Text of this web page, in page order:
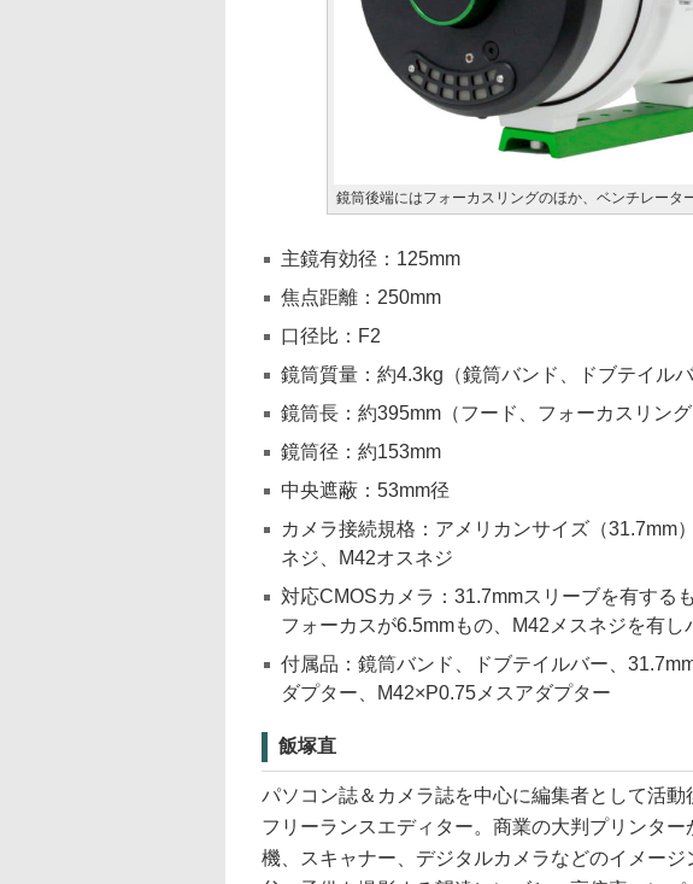
鏡筒後端にはフォーカスリングのほか、ベンチレータ
主鏡有効径：125mm
焦点距離：250mm
口径比：F2
鏡筒質量：約4.3kg（鏡筒バンド、ドブテイルバ
鏡筒長：約395mm（フード、フォーカスリング
鏡筒径：約153mm
中央遮蔽：53mm径
カメラ接続規格：アメリカンサイズ（31.7mm
ネジ、M42オスネジ
対応CMOSカメラ：31.7mmスリーブを有する
フォーカスが6.5mmもの、M42メスネジを有
付属品：鏡筒バンド、ドブテイルバー、
ダプター、M42×P0.75メスアダプター
飯塚直
パソコン誌＆カメラ誌を中心に編集者として活
フリーランスエディター。商業の大判プリンタ
機、スキャナー、デジタルカメラなどのイメー